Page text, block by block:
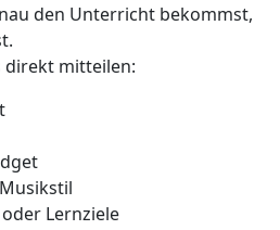
den Unterricht bekommst,
direkt mitteilen:
Lernziele